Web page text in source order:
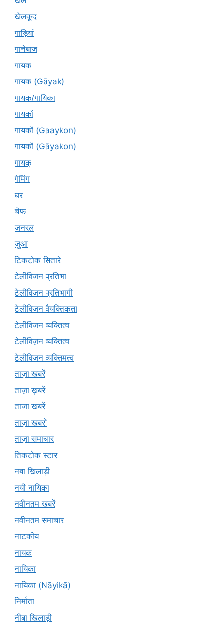
खेलकूद
गाड़ियां
गानेबाज
गायक
गायक (Gāyak)
गायक/गायिका
गायकों
गायकों (Gaaykon)
गायकों (Gāyakon)
गायक्
गेमिंग
घर
चेफ
जनरल
जुआ
टिकटोक सितारे
टेलीविजन प्रतिभा
टेलीविजन प्रतिभागी
टेलीविजन वैयक्तिकता
टेलीविजन व्यक्तित्व
टेलीविज़न व्यक्तित्व
टेलीविजन व्यक्तिमत्व
ताज़ा खबरें
ताज़ा ख़बरें
ताजा खबरें
ताज़ा खबरों
ताज़ा समाचार
तिकटोक स्टार
नबा खिलाड़ी
नयी नायिका
नवीनतम खबरें
नवीनतम समाचार
नाटकीय
नायक
नायिका
नायिका (Nāyikā)
निर्माता
नीबा खिलाड़ी